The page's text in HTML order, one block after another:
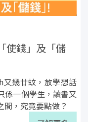
使錢」及「儲
幾廿蚊，放學想話
係一個學生，讀書又
，究竟要點做？